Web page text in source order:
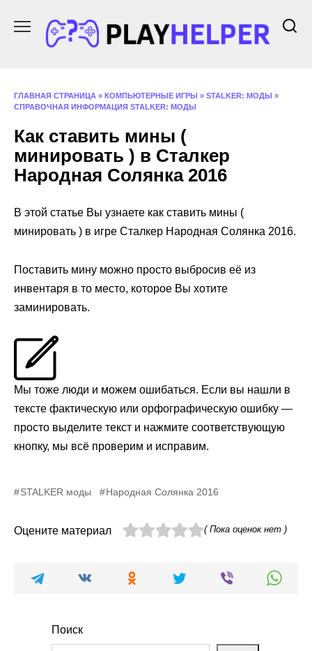
содержанию
ГЛАВНАЯ СТРАНИЦА » КОМПЬЮТЕРНЫЕ ИГРЫ » STALKER: МОДЫ »
СПРАВОЧНАЯ ИНФОРМАЦИЯ STALKER: МОДЫ
Как ставить мины (
минировать ) в Сталкер
Народная Солянка 2016
В этой статье Вы узнаете как ставить мины (
минировать ) в игре Сталкер Народная Солянка 2016.
Поставить мину можно просто выбросив её из
инвентаря в то место, которое Вы хотите
заминировать.
Мы тоже люди и можем ошибаться. Если вы нашли в
тексте фактическую или орфографическую ошибку —
просто выделите текст и нажмите соответствующую
кнопку, мы всё проверим и исправим.
STALKER моды Народная Солянка 2016
Оцените материал ( Пока оценок нет )
Поиск